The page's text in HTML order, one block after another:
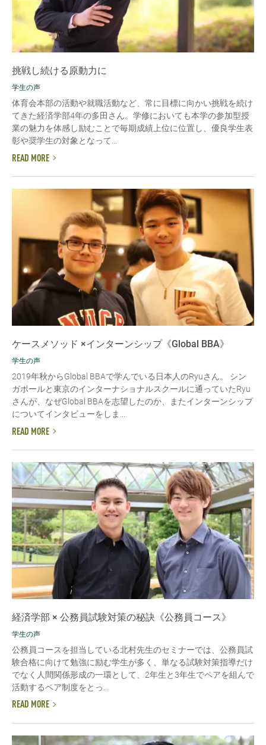
挑戦し続ける原動力に
学生の声
体育会本部の活動や就職活動など、常に目標に向かい挑戦を続け
てきた経済学部4年の多田さん。学修においても本学の参加型授
業の魅力を体感し励むことで毎期成績上位に位置し、優良学生表
彰や奨学生の対象となって...
READ MORE
ケースメソッド ×インターンシップ《Global BBA》
学生の声
2019年秋からGlobal BBAで学んでいる日本人のRyuさん。 シン
ガポールと東京のインターナショナルスクールに通っていたRyu
さんが、なぜGlobal BBAを志望したのか、またインターンシップ
についてインタビューをしま...
READ MORE
経済学部 × 公務員試験対策の秘訣《公務員コース》
学生の声
公務員コースを担当している北村先生のセミナーでは、公務員試
験合格に向けて勉強に励む学生が多く、単なる試験対策指導だけ
でなく人間関係形成の一環として、2年生と3年生でペアを組んで
活動するペア制度をとっ...
READ MORE